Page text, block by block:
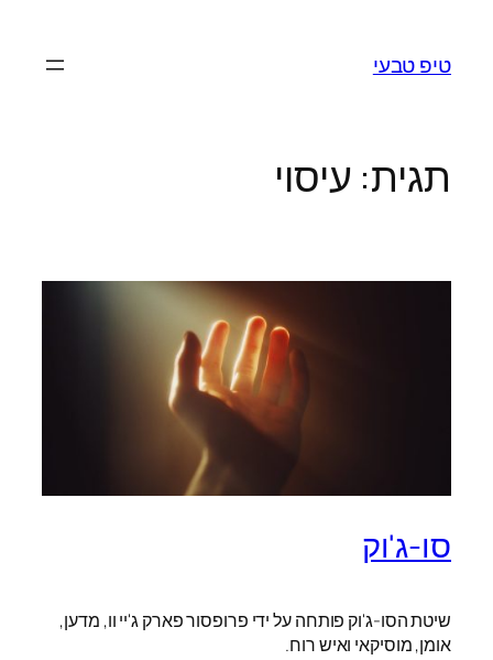
טיפ טבעי
תגית: עיסוי
סו-ג'וק
שיטת הסו-ג'וק פותחה על ידי פרופסור פארק ג'יי וו, מדען,
אומן, מוסיקאי ואיש רוח.